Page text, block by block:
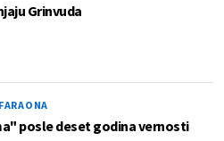
Grinvuda
posle deset godina vernosti